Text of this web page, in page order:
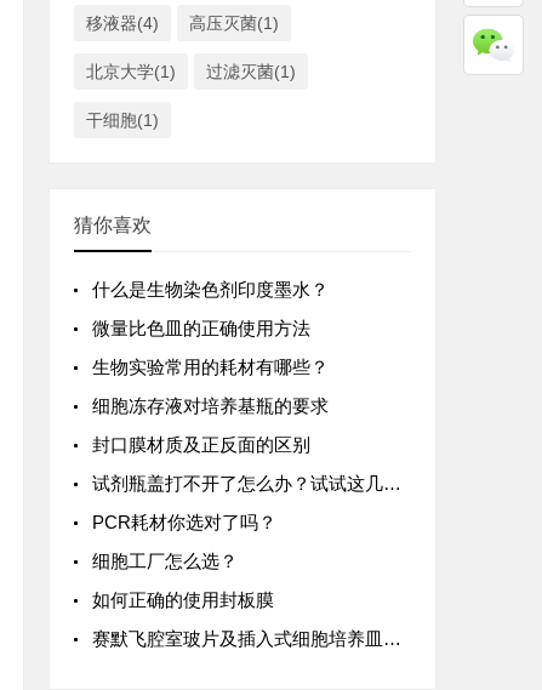
移液器(4) 高压灭菌(1)
北京大学(1) 过滤灭菌(1)
干细胞(1)
猜你喜欢
什么是生物染色剂印度墨水？
微量比色皿的正确使用方法
生物实验常用的耗材有哪些？
细胞冻存液对培养基瓶的要求
封口膜材质及正反面的区别
试剂瓶盖打不开了怎么办？试试这几个小妙招！
PCR耗材你选对了吗？
细胞工厂怎么选？
如何正确的使用封板膜
赛默飞腔室玻片及插入式细胞培养皿介绍